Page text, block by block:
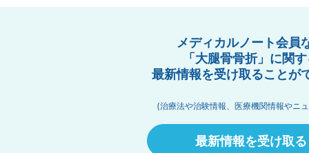
メディカルノート会員
「大腿骨骨折」に関
最新情報を受け取ることが
(治療法や治験情報、医療機関情報やニ
最新情報を受け取る